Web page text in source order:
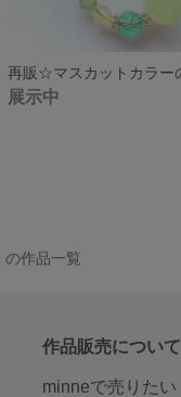
展示中
の作品一覧
作品販売について
minneで売りたい